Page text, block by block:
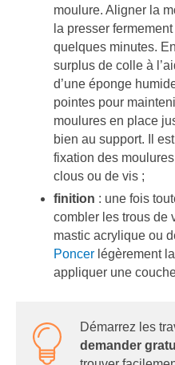
moulure. Aligner la
la presser
quelques minutes.
surplus de colle à
d’une éponge
pointes pour
moulures en place
bien au support. Il
fixation des
clous ou de vis ;
finition : une fois
combler les trous de
mastic acrylique ou
Poncerlégèrement
appliquer une
Démarrez les
demander